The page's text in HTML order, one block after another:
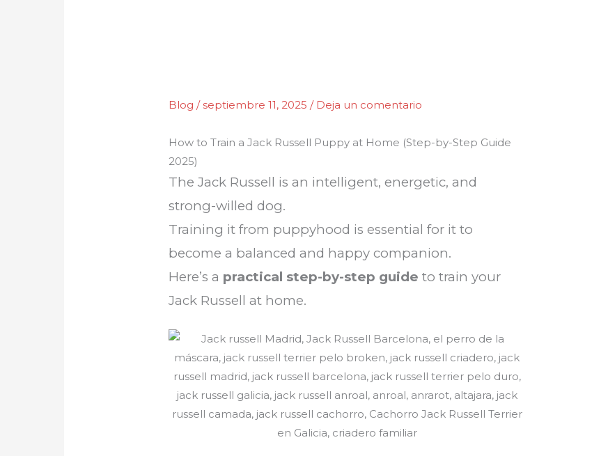
Blog /septiembre 11, 2025 / Deja un comentario
How to Train a Jack Russell Puppy at Home (Step-by-Step Guide
2025)
The Jack Russell is an intelligent, energetic, and
strong-willed dog.
Training it from puppyhood is essential for it to
become a balanced and happy companion.
Here’s a practical step-by-step guide to train your
Jack Russell at home.